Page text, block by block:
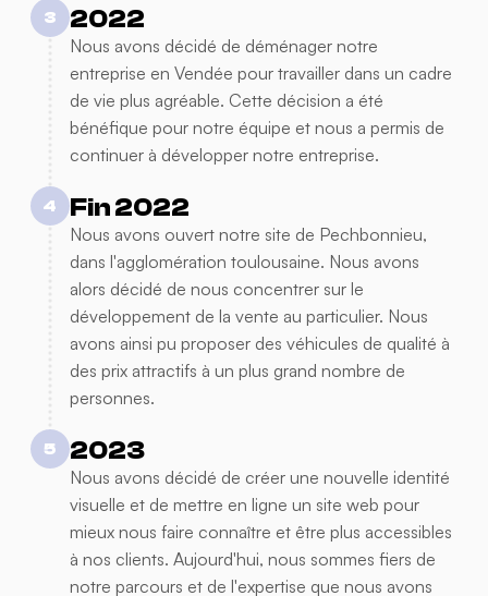
3 2022
Nous avons décidé de déménager notre
entreprise en Vendée pour travailler dans un cadre
de vie plus agréable. Cette décision a été
bénéfique pour notre équipe et nous a permis de
continuer à développer notre entreprise.
4 Fin 2022
Nous avons ouvert notre site de Pechbonnieu,
dans l'agglomération toulousaine. Nous avons
alors décidé de nous concentrer sur le
développement de la vente au particulier. Nous
avons ainsi pu proposer des véhicules de qualité à
des prix attractifs à un plus grand nombre de
personnes.
5 2023
Nous avons décidé de créer une nouvelle identité
visuelle et de mettre en ligne un site web pour
mieux nous faire connaître et être plus accessibles
à nos clients. Aujourd'hui, nous sommes fiers de
notre parcours et de l'expertise que nous avons